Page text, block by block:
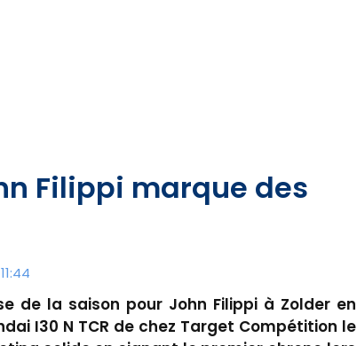
Filippi marque des
de la saison pour John Filippi à Zolder en
I30 N TCR de chez Target Compétition le